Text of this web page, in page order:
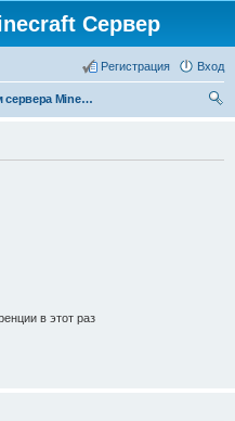
Сервер
Вход
Регистрация
Форум сервера Minecraft Gregtech 1.7.10
в этот раз